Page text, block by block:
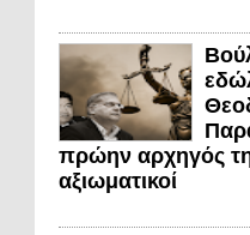
πρώην αρχηγός
αξιωματικοί